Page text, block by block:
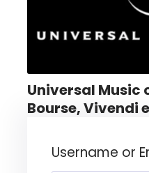
Universal Music
Bourse, Vivendi
Username or